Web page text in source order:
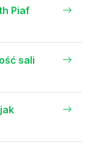
Piaf
sali